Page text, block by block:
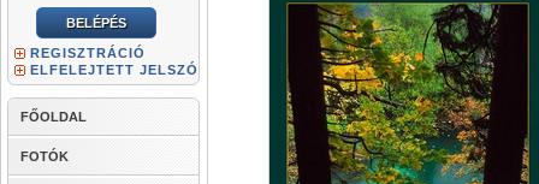
REGISZTRÁCIÓ
ELFELEJTETT JELSZÓ
FŐOLDAL
FOTÓK